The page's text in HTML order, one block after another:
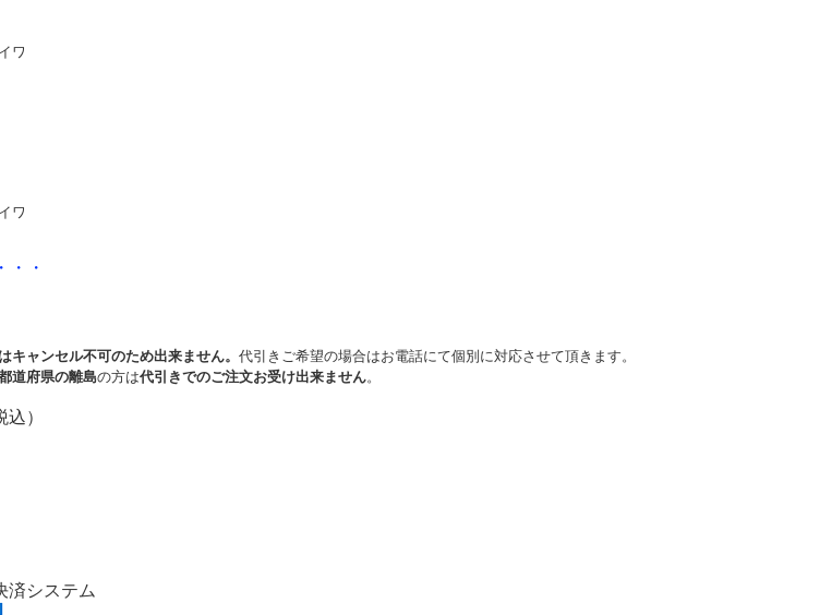
ワ
ワ
・・
キャンセル不可のため出来ません。 代引きご希望の場合はお電話にて個別に対応させて頂きます。
道府県の離島の方は代引きでのご注文お受け出来ません。
）
済システム